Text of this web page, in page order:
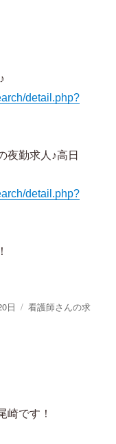
detail.php?
夜勤求人♪高日
detail.php?
日
カ
看護師さんの求
崎です！